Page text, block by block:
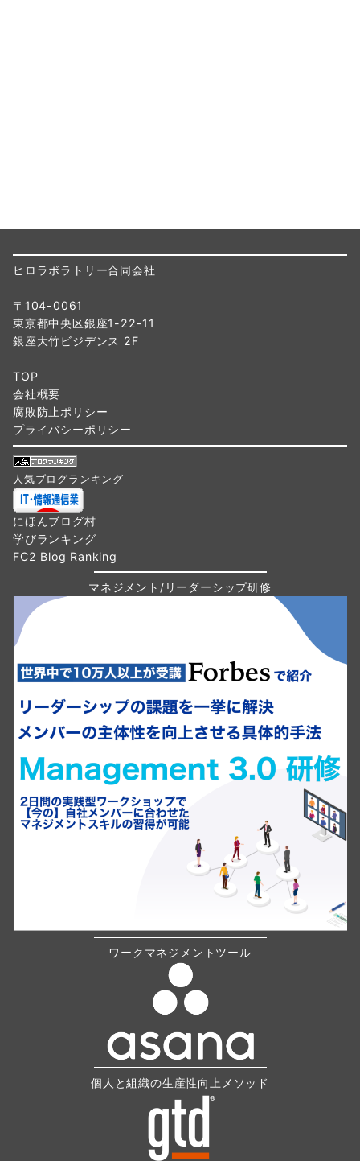
ヒロラボラトリー合同会社
〒104-0061
東京都中央区銀座1-22-11
銀座大竹ビジデンス 2F
TOP
会社概要
腐敗防止ポリシー
プライバシーポリシー
人気ブログランキング
にほんブログ村
学びランキング
FC2 Blog Ranking
マネジメント/リーダーシップ研修
ワークマネジメントツール
個人と組織の生産性向上メソッド